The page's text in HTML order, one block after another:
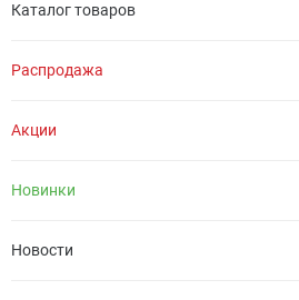
Каталог товаров
Распродажа
Акции
Новинки
Новости